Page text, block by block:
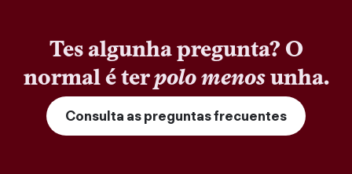
Tes algunha pregunta? O
normal é terpolo menosunha.
Consulta as preguntas frecuentes